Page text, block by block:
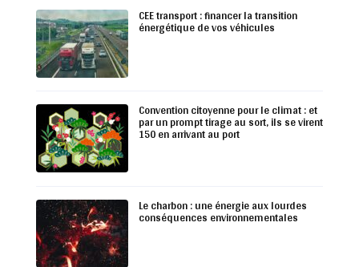
CEE transport : financer la transition
énergétique de vos véhicules
Convention citoyenne pour le climat : et
par un prompt tirage au sort, ils se virent
150 en arrivant au port
Le charbon : une énergie aux lourdes
conséquences environnementales